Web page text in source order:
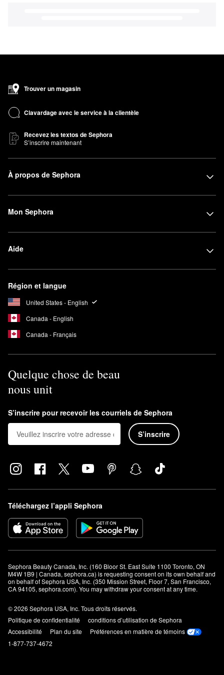
Trouver un magasin
Clavardage avec le service à la clientèle
Recevez les textos de Sephora
S’inscrire maintenant
À propos de Sephora
Mon Sephora
Aide
Région et langue
United States - English
Canada - English
Canada - Français
Quelque chose de beau
nous unit
S’inscrire pour recevoir les courriels de Sephora
S’inscrire
Téléchargez l’appli Sephora
Sephora Beauty Canada, Inc. (160 Bloor St. East Suite 1100 Toronto, ON
M4W 1B9 | Canada, sephora.ca) is requesting consent on its own behalf and
on behalf of Sephora USA, Inc. (350 Mission Street, Floor 7, San Francisco,
CA 94105, sephora.com). You may withdraw your consent at any time.
© 2026 Sephora USA, Inc. Tous droits réservés.
Politique de confidentialité
conditions d’utilisation de Sephora
Accessibilité
Plan du site
Préférences en matière de témoins
1-877-737-4672